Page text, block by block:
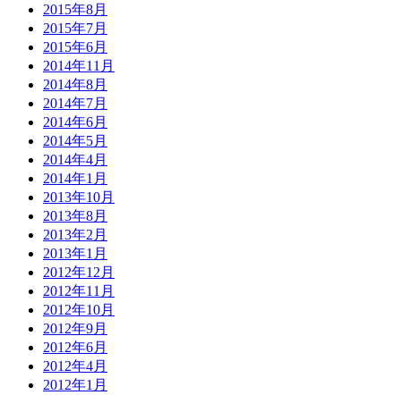
2015年8月
2015年7月
2015年6月
2014年11月
2014年8月
2014年7月
2014年6月
2014年5月
2014年4月
2014年1月
2013年10月
2013年8月
2013年2月
2013年1月
2012年12月
2012年11月
2012年10月
2012年9月
2012年6月
2012年4月
2012年1月